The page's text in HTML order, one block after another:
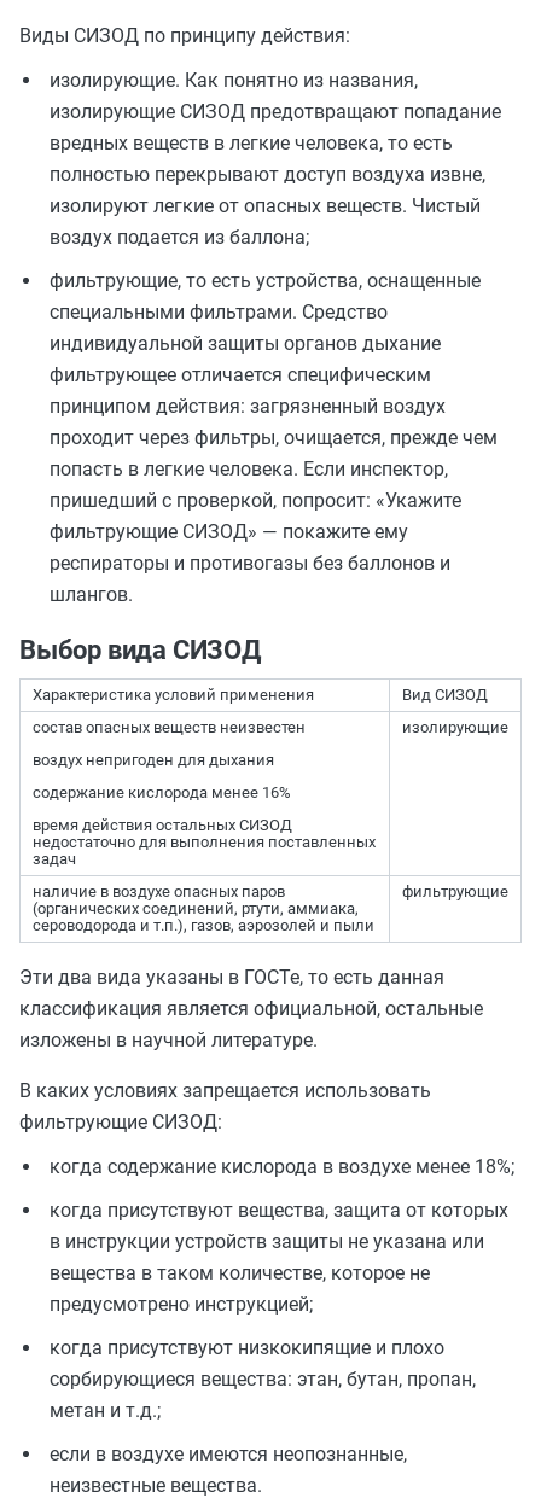
Виды СИЗОД по принципу действия:
изолирующие. Как понятно из названия,
изолирующие СИЗОД предотвращают попадание
вредных веществ в легкие человека, то есть
полностью перекрывают доступ воздуха извне,
изолируют легкие от опасных веществ. Чистый
воздух подается из баллона;
фильтрующие, то есть устройства, оснащенные
специальными фильтрами. Средство
индивидуальной защиты органов дыхание
фильтрующее отличается специфическим
принципом действия: загрязненный воздух
проходит через фильтры, очищается, прежде чем
попасть в легкие человека. Если инспектор,
пришедший с проверкой, попросит: «Укажите
фильтрующие СИЗОД» — покажите ему
респираторы и противогазы без баллонов и
шлангов.
Выбор вида СИЗОД
Характеристика условий применения
Вид СИЗОД
состав опасных веществ неизвестен
воздух непригоден для дыхания
содержание кислорода менее 16%
время действия остальных СИЗОД
недостаточно для выполнения поставленных
задач
изолирующие
наличие в воздухе опасных паров
(органических соединений, ртути, аммиака,
сероводорода и т.п.), газов, аэрозолей и пыли
фильтрующие
Эти два вида указаны в ГОСТе, то есть данная
классификация является официальной, остальные
изложены в научной литературе.
В каких условиях запрещается использовать
фильтрующие СИЗОД:
когда содержание кислорода в воздухе менее 18%;
когда присутствуют вещества, защита от которых
в инструкции устройств защиты не указана или
вещества в таком количестве, которое не
предусмотрено инструкцией;
когда присутствуют низкокипящие и плохо
сорбирующиеся вещества: этан, бутан, пропан,
метан и т.д.;
если в воздухе имеются неопознанные,
неизвестные вещества.